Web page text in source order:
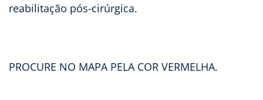
reabilitação pós-cirúrgica.
PROCURE NO MAPA PELA COR VERMELHA.